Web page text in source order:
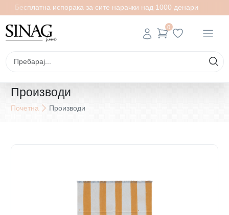
Бесплатна испорака за сите нарачки над 1000 денари
0
Производи
Почетна Производи